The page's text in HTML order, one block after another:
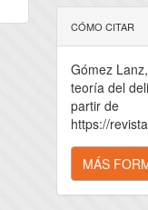
del
artículo
CÓMO CITAR
Gómez
teoría del
partir de
https://
MÁS